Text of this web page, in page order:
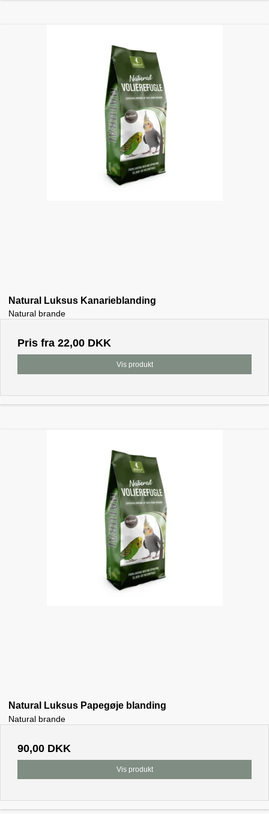
Natural Luksus Kanarieblanding
Natural brande
Pris fra 22,00 DKK
Vis produkt
Natural Luksus Papegøje blanding
Natural brande
90,00 DKK
Vis produkt